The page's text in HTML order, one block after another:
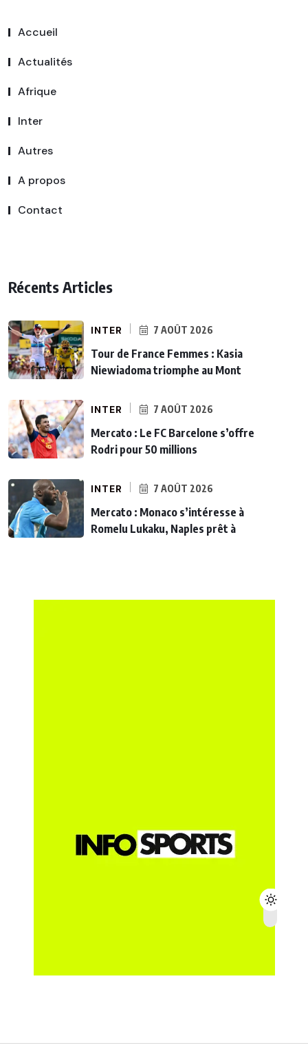
Accueil
Actualités
Afrique
Inter
Autres
A propos
Contact
Récents Articles
INTER 7 AOÛT 2026
Tour de France Femmes : Kasia
Niewiadoma triomphe au Mont
INTER 7 AOÛT 2026
Mercato : Le FC Barcelone s’offre
Rodri pour 50 millions
INTER 7 AOÛT 2026
Mercato : Monaco s’intéresse à
Romelu Lukaku, Naples prêt à